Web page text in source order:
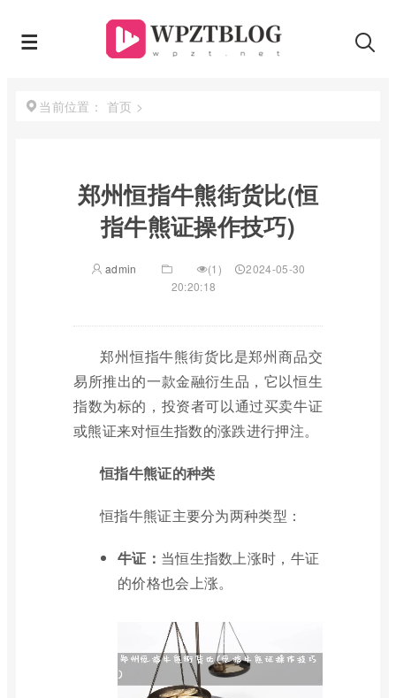
当前位置： 首页 >
郑州恒指牛熊街货比(恒
指牛熊证操作技巧)
admin (1)
2024-05-30
20:20:18
郑州恒指牛熊街货比是郑州商品交
易所推出的一款金融衍生品，它以恒生
指数为标的，投资者可以通过买卖牛证
或熊证来对恒生指数的涨跌进行押注。
恒指牛熊证的种类
恒指牛熊证主要分为两种类型：
牛证： 当恒生指数上涨时，牛证
的价格也会上涨。